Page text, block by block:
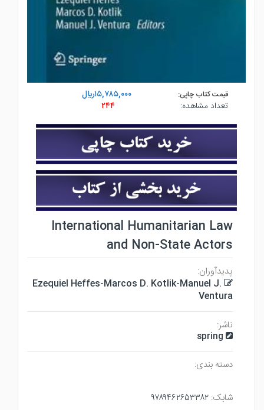
قیمت کتاب چاپی:
۱۵,۷۸۵,۰۰۰ريال
تعداد مشاهده:
۲۴۴
International Humanitarian Law
and Non-State Actors
پدیدآوران:
Ezequiel Heffes-Marcos D. Kotlik-Manuel J.
Ventura
ناشر:
spring
دسته بندی:
شابک: ۹۷۸۹۴۶۲۶۵۳۳۸۲